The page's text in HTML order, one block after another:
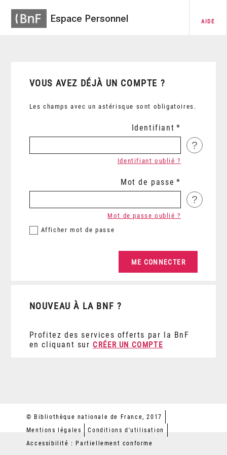
Espace Personnel AIDE
VOUS AVEZ DÉJÀ UN COMPTE ?
Les champs avec un astérisque sont obligatoires.
Identifiant
?
Identifiant oublié ?
Mot de passe
?
Afficher mot de passe
Mot de passe oublié ?
NOUVEAU À LA BNF ?
Profitez des services offerts par la BnF
en cliquant sur CRÉER UN COMPTE
© Bibliothèque nationale de France, 2017
Mentions légales
Conditions d'utilisation
Accessibilité : Partiellement conforme